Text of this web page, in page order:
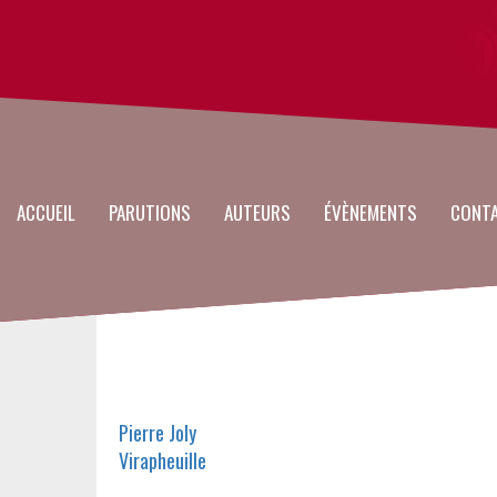
principal
ACCUEIL PARUTIONS AUTEURS ÉVÈNEMENTS
Auteurs
Pierre Joly
Virapheuille